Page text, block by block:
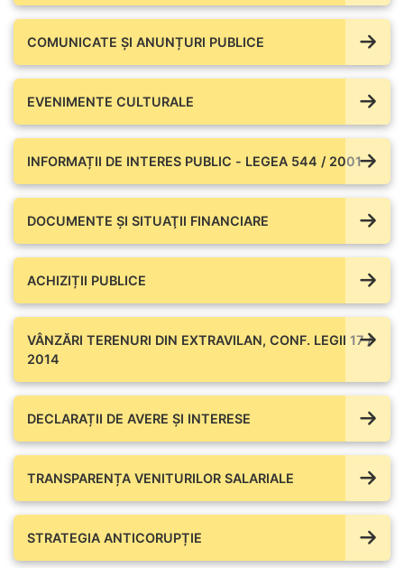
COMUNICATE ŞI ANUNȚURI PUBLICE
EVENIMENTE CULTURALE
INFORMAȚII DE INTERES PUBLIC - LEGEA 544 / 2001
DOCUMENTE ŞI SITUAŢII FINANCIARE
ACHIZIȚII PUBLICE
VÂNZĂRI TERENURI DIN EXTRAVILAN, CONF. LEGII 17 /
2014
DECLARAȚII DE AVERE ŞI INTERESE
TRANSPARENȚA VENITURILOR SALARIALE
STRATEGIA ANTICORUPȚIE